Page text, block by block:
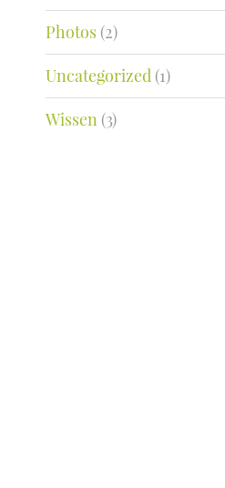
Photos (2)
Uncategorized (1)
Wissen (3)